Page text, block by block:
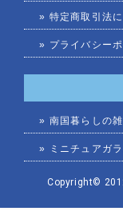
» 特定商取引法
» プライバシー
» 南国暮らしの
» ミニチュアガ
Copyright©